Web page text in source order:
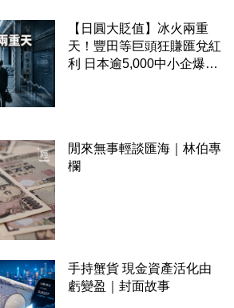
【日圓大貶值】冰火兩重
天！豐田等巨頭狂賺匯兌紅
利 日本逾5,000中小企爆結
閒來無事輕談匯海｜林伯專
欄
手持蟹貨 現金資產活化由
虧變盈｜封面故事